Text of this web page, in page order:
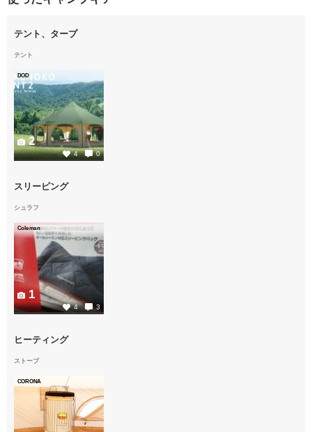
テント、タープ
テント
DOD
4 0
2
スリーピング
シュラフ
Coleman
4 3
1
ヒーティング
ストーブ
CORONA